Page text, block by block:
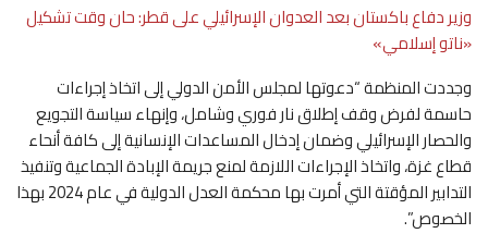
وزير دفاع باكستان بعد العدوان الإسرائيلي على قطر: حان وقت تشكيل
«ناتو إسلامي»
وجددت المنظمة “دعوتها لمجلس الأمن الدولي إلى اتخاذ إجراءات
حاسمة لفرض وقف إطلاق نار فوري وشامل، وإنهاء سياسة التجويع
والحصار الإسرائيلي وضمان إدخال المساعدات الإنسانية إلى كافة أنحاء
قطاع غزة، واتخاذ الإجراءات اللازمة لمنع جريمة الإبادة الجماعية وتنفيذ
التدابير المؤقتة التي أمرت بها محكمة العدل الدولية في عام 2024 بهذا
الخصوص”.